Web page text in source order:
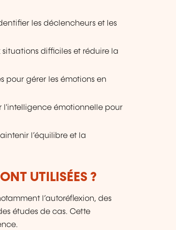
les déclencheurs et les
difficiles et réduire la
pour gérer les émotions en
émotionnelle pour
l’équilibre et la
UTILISÉES ?
l’autoréflexion, des
études de cas. Cette